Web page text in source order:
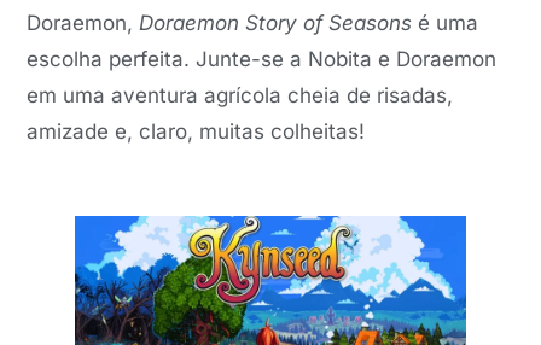
Doraemon, Doraemon Story of Seasons é uma
escolha perfeita. Junte-se a Nobita e Doraemon
em uma aventura agrícola cheia de risadas,
amizade e, claro, muitas colheitas!